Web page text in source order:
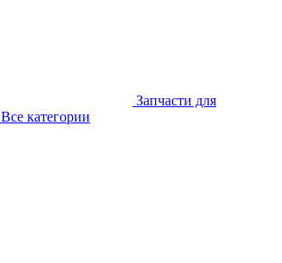
Запчасти для
Все категории